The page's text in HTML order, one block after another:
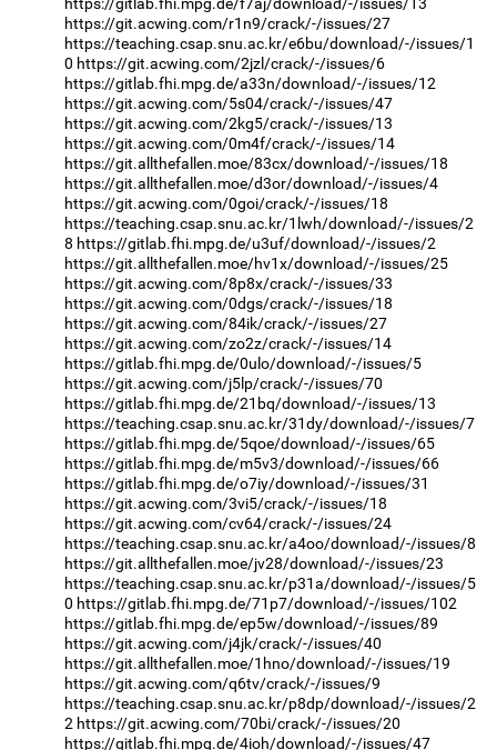
https://git.acwing.com/r1n9/crack/-/issues/27
https://teaching.csap.snu.ac.kr/e6bu/download/-/issues/1
0 https://git.acwing.com/2jzl/crack/-/issues/6
https://gitlab.fhi.mpg.de/a33n/download/-/issues/12
https://git.acwing.com/5s04/crack/-/issues/47
https://git.acwing.com/2kg5/crack/-/issues/13
https://git.acwing.com/0m4f/crack/-/issues/14
https://git.allthefallen.moe/83cx/download/-/issues/18
https://git.allthefallen.moe/d3or/download/-/issues/4
https://git.acwing.com/0goi/crack/-/issues/18
https://teaching.csap.snu.ac.kr/1lwh/download/-/issues/2
8 https://gitlab.fhi.mpg.de/u3uf/download/-/issues/2
https://git.allthefallen.moe/hv1x/download/-/issues/25
https://git.acwing.com/8p8x/crack/-/issues/33
https://git.acwing.com/0dgs/crack/-/issues/18
https://git.acwing.com/84ik/crack/-/issues/27
https://git.acwing.com/zo2z/crack/-/issues/14
https://gitlab.fhi.mpg.de/0ulo/download/-/issues/5
https://git.acwing.com/j5lp/crack/-/issues/70
https://gitlab.fhi.mpg.de/21bq/download/-/issues/13
https://teaching.csap.snu.ac.kr/31dy/download/-/issues/7
https://gitlab.fhi.mpg.de/5qoe/download/-/issues/65
https://gitlab.fhi.mpg.de/m5v3/download/-/issues/66
https://gitlab.fhi.mpg.de/o7iy/download/-/issues/31
https://git.acwing.com/3vi5/crack/-/issues/18
https://git.acwing.com/cv64/crack/-/issues/24
https://teaching.csap.snu.ac.kr/a4oo/download/-/issues/8
https://git.allthefallen.moe/jv28/download/-/issues/23
https://teaching.csap.snu.ac.kr/p31a/download/-/issues/5
0 https://gitlab.fhi.mpg.de/71p7/download/-/issues/102
https://gitlab.fhi.mpg.de/ep5w/download/-/issues/89
https://git.acwing.com/j4jk/crack/-/issues/40
https://git.allthefallen.moe/1hno/download/-/issues/19
https://git.acwing.com/q6tv/crack/-/issues/9
https://teaching.csap.snu.ac.kr/p8dp/download/-/issues/2
2 https://git.acwing.com/70bi/crack/-/issues/20
https://gitlab.fhi.mpg.de/4ioh/download/-/issues/47